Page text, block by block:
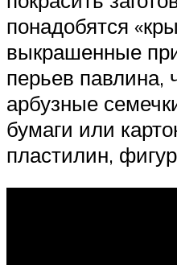
понадобятся
выкрашенные
перьев павлина,
арбузные
бумаги или
пластилин,